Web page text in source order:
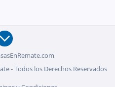
- Todos los Derechos Reservados